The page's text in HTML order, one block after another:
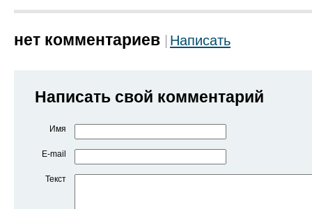
нет комментариев Написать
Написать свой комментарий
Имя
E-mail
Текст